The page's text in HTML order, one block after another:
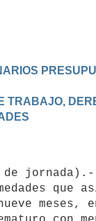
TRABAJO,
que
nueve